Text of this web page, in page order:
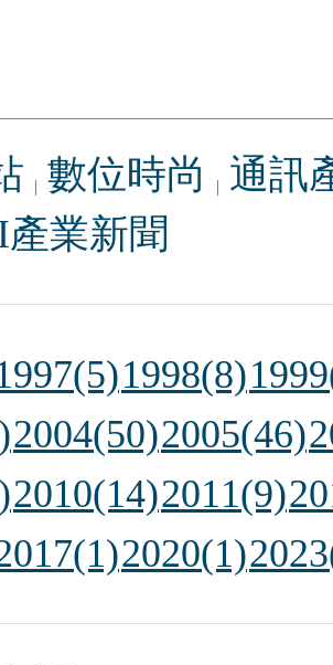
數位時尚
通訊
業新聞
1998(8)
2004(50)2005(46)
2010(14)2011(9)
2020(1)